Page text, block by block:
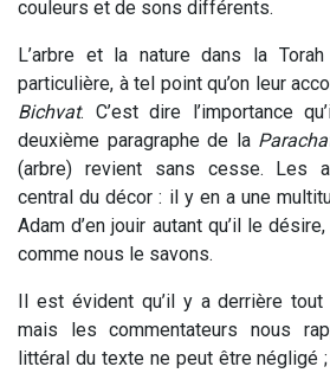
couleurs et de sons différents.
L’arbre et la nature dans la
particulière, à tel point qu’on leur
Bichvat. C’est dire l’importance
deuxième paragraphe de la
(arbre) revient sans cesse. Les
central du décor : il y en a une
Adam d’en jouir autant qu’il le
comme nous le savons.
Il est évident qu’il y a derrière tout
mais les commentateurs nous
littéral du texte ne peut être négligé